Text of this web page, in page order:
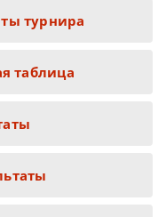
турнира
таблица